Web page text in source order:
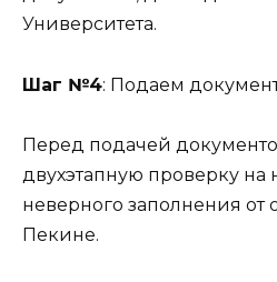
Университета.
Шаг №4: Подаем
Перед подачей
двухэтапную проверку
неверного заполнения от
Пекине.